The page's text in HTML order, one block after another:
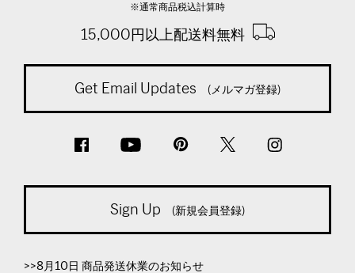
※通常商品税込計算時
15,000円以上配送料無料
Get Email Updates (メルマガ登録)
Sign Up (新規会員登録)
>>8月10日 商品発送休業のお知らせ